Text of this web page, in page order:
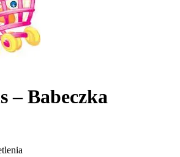
– Babeczka